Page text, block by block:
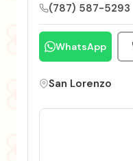
(787) 587-5293
WhatsApp
San Lorenzo